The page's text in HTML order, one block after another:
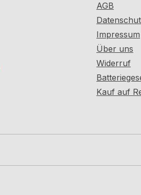
AGB
Impressum
Über uns
Widerruf
Kauf auf